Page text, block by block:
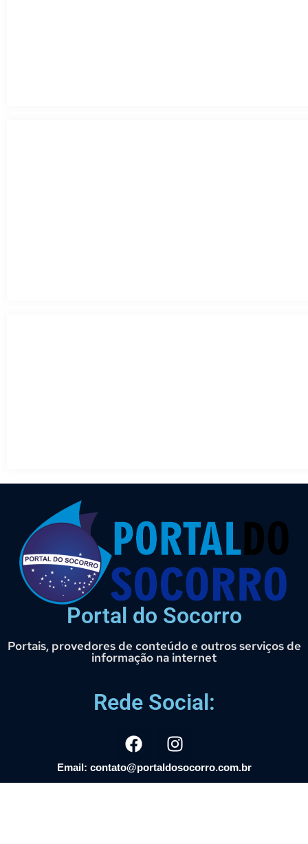
Portal do Socorro
Portais, provedores de conteúdo e outros serviços de
informação na internet
Rede Social:
Email: contato@portaldosocorro.com.br